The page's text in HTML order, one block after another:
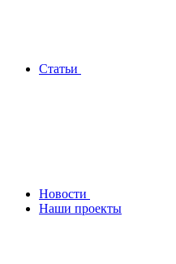
Статьи
Новости
Наши проекты